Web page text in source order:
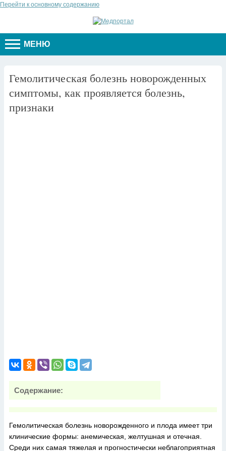
Перейти к основному содержанию
МЕНЮ
Гемолитическая болезнь новорожденных
симптомы, как проявляется болезнь,
признаки
Содержание:
Гемолитическая болезнь новорожденного и плода имеет три
клинические формы: анемическая, желтушная и отечная.
Среди них самая тяжелая и прогностически неблагоприятная